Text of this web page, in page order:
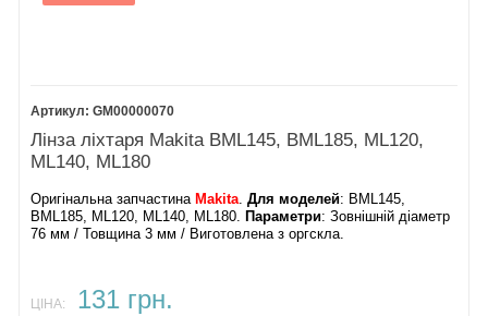
GM00000070
Лінза ліхтаря Makita BML145, BML185, ML120,
ML140, ML180
Оригінальна запчастина Makita.Для моделей: BML145,
BML185, ML120, ML140, ML180. Параметри: Зовнішній діаметр
76 мм / Товщина 3 мм / Виготовлена з оргскла.
ЦІНА: 131 грн.